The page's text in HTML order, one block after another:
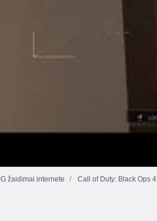
žaidimai internete Call of Duty: Black Ops 4